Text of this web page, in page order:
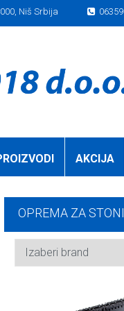
Niš Srbija
AKCIJA
OPREMA ZA